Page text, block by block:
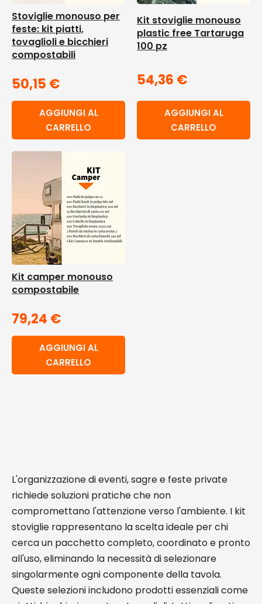
Stoviglie monouso per
feste: kit piatti,
tovaglioli e bicchieri
compostabili
50,15 €
AGGIUNGI AL
CARRELLO
Kit stoviglie monouso
plastic free Tartaruga
100 pz
54,36 €
AGGIUNGI AL
CARRELLO
Kit camper monouso
compostabile
79,24 €
AGGIUNGI AL
CARRELLO
L'organizzazione di eventi, sagre e feste private
richiede soluzioni pratiche che non
compromettano l'attenzione verso l'ambiente. I kit
stoviglie rappresentano la scelta ideale per chi
cerca un pacchetto completo, coordinato e pronto
all'uso, eliminando la necessità di selezionare
singolarmente ogni componente della tavola.
Queste selezioni includono prodotti essenziali come